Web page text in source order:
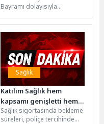
Bayramı dolayısıyla
gerçekleştirildi.Programda
Didim Belediye Başkanı
Hatice Gençay; belediye
meclis...
Sağlık
Katılım Sağlık hem
kapsamı genişletti hem
bekleme süresini azalttı
Sağlık sigortasında bekleme
süreleri, poliçe tercihinde